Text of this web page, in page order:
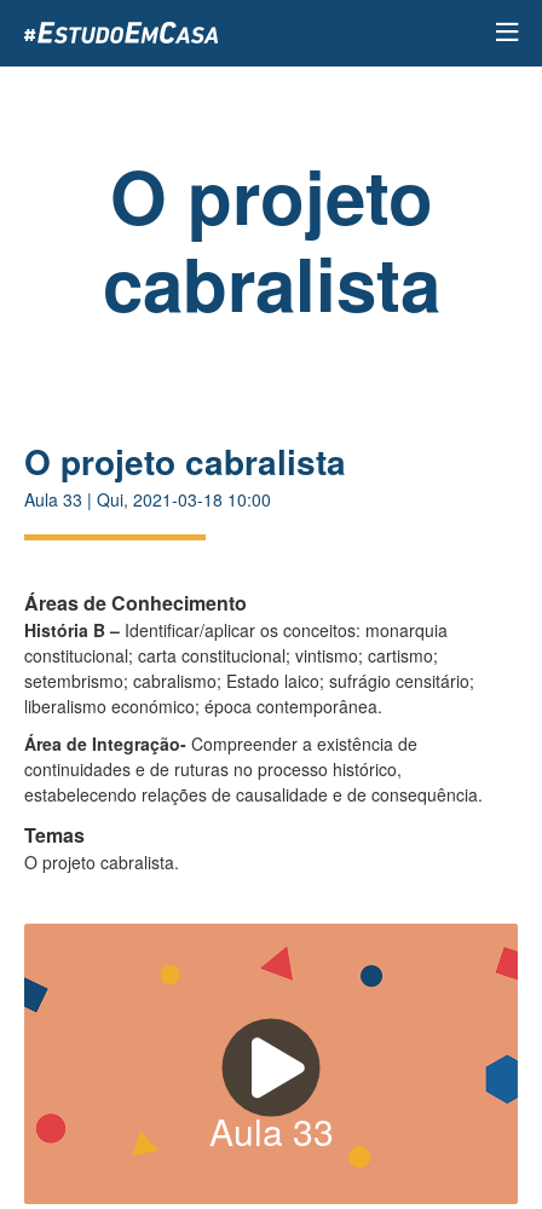
para
o
O projeto
cabralista
O projeto cabralista
Aula 33 | Qui, 2021-03-18 10:00
Áreas de Conhecimento
História B – Identificar/aplicar os conceitos: monarquia
constitucional; carta constitucional; vintismo; cartismo;
setembrismo; cabralismo; Estado laico; sufrágio censitário;
liberalismo económico; época contemporânea.
Área de Integração- Compreender a existência de
continuidades e de ruturas no processo histórico,
estabelecendo relações de causalidade e de consequência.
Temas
O projeto cabralista.
Aula33